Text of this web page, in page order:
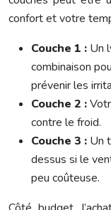
confort et votre
Couche 1 : Un
combinaison
prévenir les
Couche 2 :
contre le froid.
Couche 3 : Un
dessus si le
peu coûteuse.